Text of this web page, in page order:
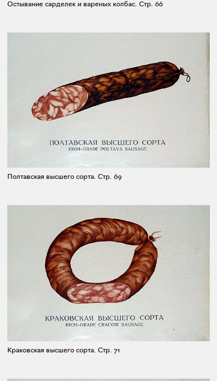
Остывание сарделек и вареных колбас. Стр. 66
Полтавская высшего сорта. Стр. 69
Краковская высшего сорта. Стр. 71